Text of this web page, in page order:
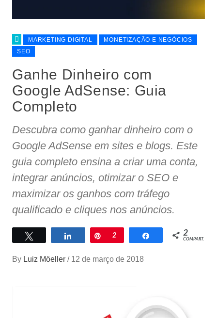
MARKETING DIGITAL
MONETIZAÇÃO E NEGÓCIOS
SEO
Ganhe Dinheiro com
Google AdSense: Guia
Completo
Descubra como ganhar dinheiro com o
Google AdSense em sites e blogs. Este
guia completo ensina a criar uma conta,
integrar anúncios, otimizar o SEO e
maximizar os ganhos com tráfego
qualificado e cliques nos anúncios.
Compartilhar
Pin
2 Compartilhar
2
COMPART.
By Luiz Möeller / 12 de março de 2018